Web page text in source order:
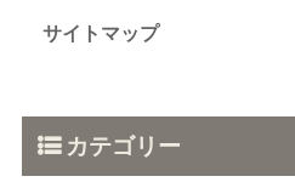
サイトマップ
カテゴリー